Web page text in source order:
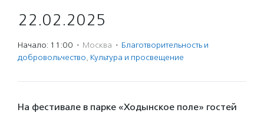
22.02.2025
Начало: 11:00 · Москва · Благотвори­тель­ность и
доброволь­чест­во, Культура и просвещение
На фестивале в парке «Ходынское поле» гостей